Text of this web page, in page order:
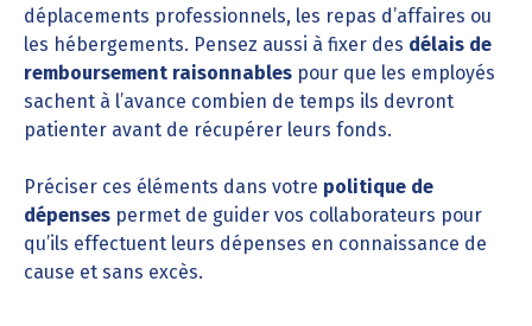
déplacements professionnels, les repas d’affaires ou
les hébergements. Pensez aussi à fixer des délais de
remboursement raisonnables pour que les employés
sachent à l’avance combien de temps ils devront
patienter avant de récupérer leurs fonds.
Préciser ces éléments dans votre politique de
dépenses permet de guider vos collaborateurs pour
qu’ils effectuent leurs dépenses en connaissance de
cause et sans excès.